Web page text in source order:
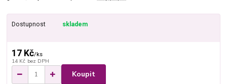
Dostupnost skladem
17 Kč/ks
14 Kč bez DPH
Koupit